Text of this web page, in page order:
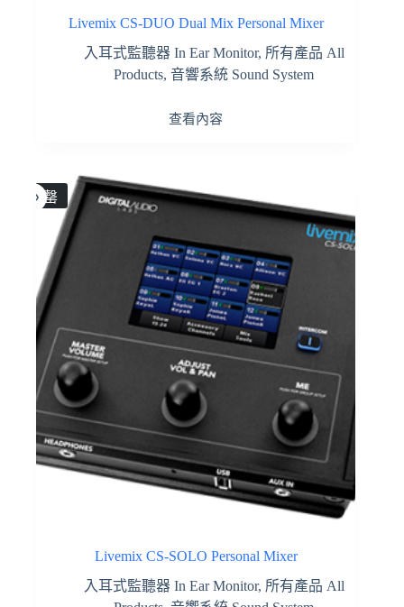
Livemix CS-DUO Dual Mix Personal Mixer
入耳式監聽器 In Ear Monitor, 所有產品 All
Products,音響系統 Sound System
查看內容
售罄
Livemix CS-SOLO Personal Mixer
入耳式監聽器 In Ear Monitor, 所有產品 All